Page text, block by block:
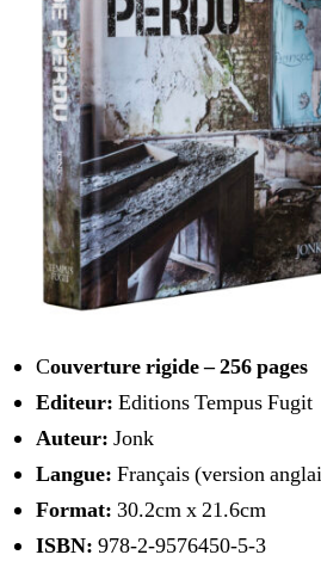
Couverture rigide – 256 pages
Editeur: Editions Tempus Fugit
Auteur: Jonk
Langue: Français (version
Format: 30.2cm x 21.6cm
ISBN: 978-2-9576450-5-3